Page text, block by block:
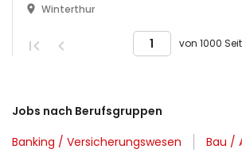
Winterthur
von 1000
Jobs nach Berufsgruppen
Banking / Versicherungswesen
Bau /